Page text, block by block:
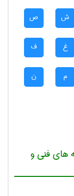
ش ص
غ ف
م ن
های فنی و